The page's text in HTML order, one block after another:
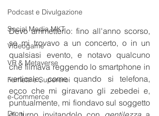
Podcast e Divulgazione
Social Media MKT
Videogame
VR & Metaverse
Fumetti e Supereroi
e-Commerce
Droni
Devo ammetterlo: fino all'anno scorso,
se mi trovavo a un concerto, o in un
qualsiasi evento, e notavo qualcuno
che filmava reggendo lo smartphone in
verticale, come quando si telefona,
ecco che mi giravano gli zebedei e,
puntualmente, mi fiondavo sul soggetto